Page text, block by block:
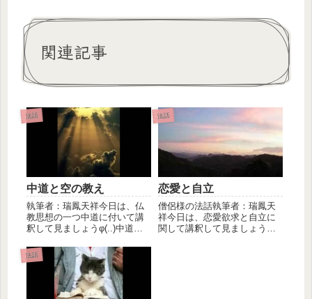
関連記事
法話
中道と空の教え
執筆者：瑞鳳天祥今日は、仏
教思想の一つ中道に付いて講
釈して見ましょうφ(..)中道と
味...
法話
恋愛と自立
僧侶様の法話執筆者：瑞鳳天
祥今日は、恋愛欲求と自立に
関して講釈して見ましょう。
法話